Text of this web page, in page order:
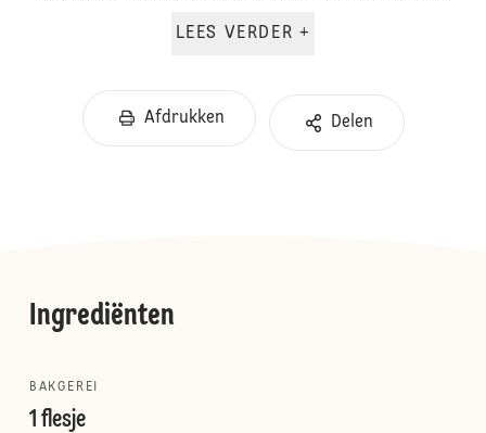
LEES VERDER +
Afdrukken Delen
Ingrediënten
BAKGEREI
1 flesje